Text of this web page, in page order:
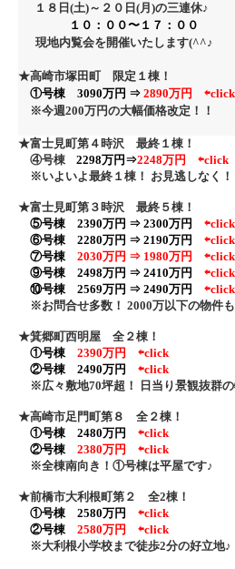
１８日(土)～２０日 (月)の三連休♪
１０：００〜１７：００
現地内覧会を開催いたします(^^♪
★高崎市塚田町 限定１棟！
①号棟 3090万円 ⇒ 2890万円
⇦click
※今週200万円の大幅価格改定！
！
★富士見町第４時沢 最終１棟！
④号棟
2298万円⇒2248万円 ⇦click
※いよいよ最終１棟！ お見逃しなく！
★富士見町第３時沢 最終５棟！
⑤号棟 2390万円 ⇒ 2300万円
⇦click
⑥号棟 2280万円 ⇒ 2190万円
⇦click
⑦号棟
2030万円 ⇒ 1980万円 ⇦click
⑨号棟 2498万円 ⇒ 2410万円
⇦click
⑩号棟 2569万円 ⇒ 2490万円
⇦click
※お問合せ多数！ 2000万以下の物件
★箕郷町西明屋 全２棟！
①号棟
2390万円 ⇦click
②号棟 2490万円
⇦click
※広々敷地70坪超！ 日当り景観抜群の
★高崎市足門町第８ 全２棟！
①号棟 2480万円
⇦click
②号棟
2380万円
⇦click
※全棟南向き！①号棟は平屋です♪
★前橋市大利根町第２ 全2棟！
①号棟 2580万円
⇦click
②号棟
2580万円
⇦click
※大利根小学校まで徒歩2分の好立地♪